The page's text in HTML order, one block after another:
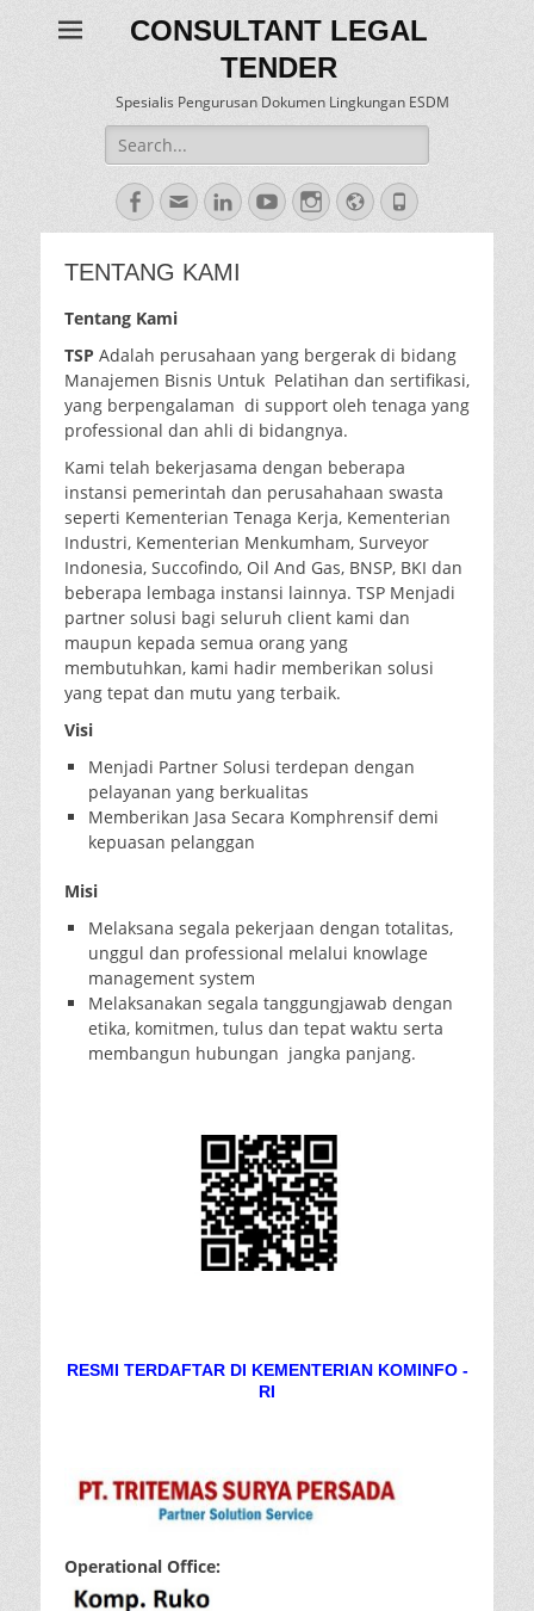
CONSULTANT LEGAL
TENDER
Spesialis Pengurusan Dokumen Lingkungan ESDM
Search
for:
Facebook
EmailLinkedInYouTubeInstagram
WebsitePhone
TENTANG KAMI
Tentang Kami
TSP Adalah perusahaan yang bergerak di bidang
Manajemen Bisnis Untuk Pelatihan dan sertifikasi,
yang berpengalaman di support oleh tenaga yang
professional dan ahli di bidangnya.
Kami telah bekerjasama dengan beberapa
instansi pemerintah dan perusahahaan swasta
seperti Kementerian Tenaga Kerja, Kementerian
Industri, Kementerian Menkumham, Surveyor
Indonesia, Succofindo, Oil And Gas, BNSP, BKI dan
beberapa lembaga instansi lainnya. TSP Menjadi
partner solusi bagi seluruh client kami dan
maupun kepada semua orang yang
membutuhkan, kami hadir memberikan solusi
yang tepat dan mutu yang terbaik.
Visi
Menjadi Partner Solusi terdepan dengan
pelayanan yang berkualitas
Memberikan Jasa Secara Komphrensif demi
kepuasan pelanggan
Misi
Melaksana segala pekerjaan dengan totalitas,
unggul dan professional melalui knowlage
management system
Melaksanakan segala tanggungjawab dengan
etika, komitmen, tulus dan tepat waktu serta
membangun hubungan jangka panjang.
RESMI TERDAFTAR DI KEMENTERIAN KOMINFO -
RI
Operational Office: